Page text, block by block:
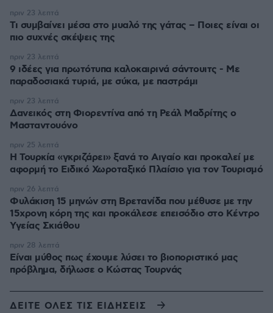
Τι συμβαίνει μέσα στο μυαλό της γάτας – Ποιες είναι οι
πιο συχνές σκέψεις της
πριν 23 λεπτά
9 ιδέες για πρωτότυπα καλοκαιρινά σάντουιτς - Με
παραδοσιακά τυριά, με σύκα, με παστράμι
πριν 23 λεπτά
Δανεικός στη Φιορεντίνα από τη Ρεάλ Μαδρίτης ο
Μασταντουόνο
πριν 23 λεπτά
Η Τουρκία «γκριζάρει» ξανά το Αιγαίο και προκαλεί με
αφορμή το Ειδικό Χωροταξικό Πλαίσιο για τον Τουρισμό
πριν 25 λεπτά
Φυλάκιση 15 μηνών στη Βρετανίδα που μέθυσε με την
15χρονη κόρη της και προκάλεσε επεισόδιο στο Κέντρο
Υγείας Σκιάθου
πριν 26 λεπτά
Είναι μύθος πως έχουμε λύσει το βιοποριστικό μας
πρόβλημα, δήλωσε ο Κώστας Τουρνάς
πριν 28 λεπτά
ΔΕΙΤΕ ΟΛΕΣ ΤΙΣ ΕΙΔΗΣΕΙΣ